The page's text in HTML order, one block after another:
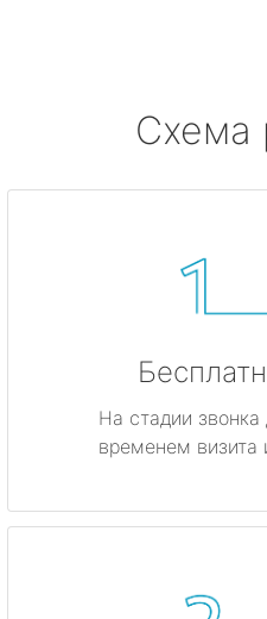
Схема
На стадии
временем визита